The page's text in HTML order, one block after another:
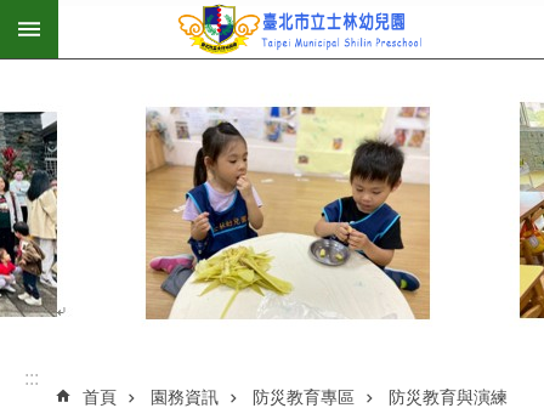
跳到主要內容區塊
:::
首頁 園務資訊 防災教育專區
防災教育與演練